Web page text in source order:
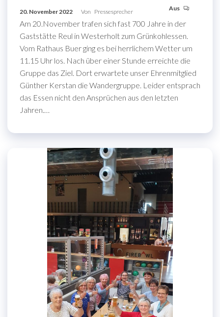
20. November 2022 Von Pressesprecher Aus
Am 20.November trafen sich fast 700 Jahre in der
Gaststätte Reul in Westerholt zum Grünkohlessen.
Vom Rathaus Buer ging es bei herrlichem Wetter um
11.15 Uhr los. Nach über einer Stunde erreichte die
Gruppe das Ziel. Dort erwartete unser Ehrenmitglied
Günther Kerstan die Wandergruppe. Leider entsprach
das Essen nicht den Ansprüchen aus den letzten
Jahren.…